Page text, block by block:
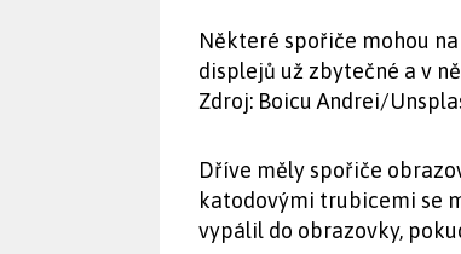
Některé spořiče mohou
displejů už zbytečné a v
Zdroj: Boicu Andrei/
Dříve měly spořiče
katodovými trubicemi se
vypálil do obrazovky,